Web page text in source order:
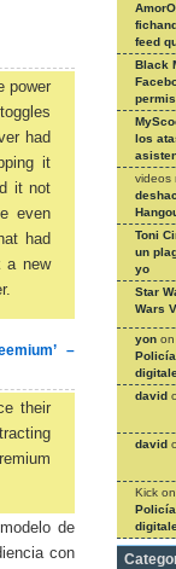
power
had
it
it not
even
had
a new
–
their
de
con
feed
Black
los
videos
Toni
un
yo
Star
Wars
yon
david
david
Kick